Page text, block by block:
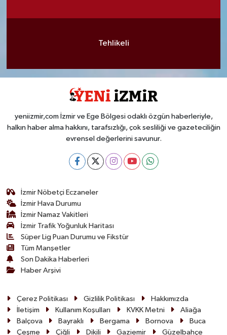
Tehlikeli
yeniizmir,com İzmir ve Ege Bölgesi odaklı özgün haberleriyle,
halkın haber alma hakkını, tarafsızlığı, çok sesliliği ve gazeteciliğin
evrensel değerlerini savunur.
İzmir Nöbetçi Eczaneler
İzmir Hava Durumu
İzmir Namaz Vakitleri
İzmir Trafik Yoğunluk Haritası
Süper Lig Puan Durumu ve Fikstür
Tüm Manşetler
Son Dakika Haberleri
Haber Arşivi
Çerez Politikası Gizlilik Politikası
Hakkımızda
İletişim
Kullanım Koşulları KVKK Metni
Aliağa
Balçova
Bayraklı Bergama Bornova
Buca
Çeşme
Çiğli Dikili Gaziemir Güzelbahçe